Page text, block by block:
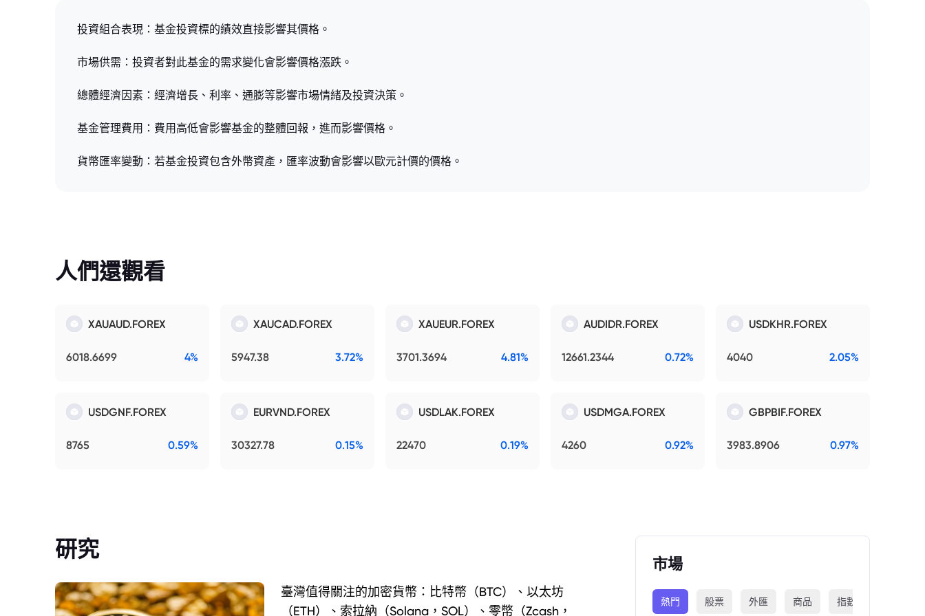
投資組合表現：基金投資標的績效直接影響其價格。
市場供需：投資者對此基金的需求變化會影響價格漲跌。
總體經濟因素：經濟增長、利率、通膨等影響市場情緒及投資決策。
基金管理費用：費用高低會影響基金的整體回報，進而影響價格。
貨幣匯率變動：若基金投資包含外幣資產，匯率波動會影響以歐元計價的價格。
人們還觀看
XAUAUD.FOREX
6018.6699 4%
XAUCAD.FOREX
5947.38 3.72%
XAUEUR.FOREX
3701.3694 4.81%
AUDIDR.FOREX
12661.2344 0.72%
USDKHR.FOREX
4040 2.05%
USDGNF.FOREX
8765 0.59%
EURVND.FOREX
30327.78 0.15%
USDLAK.FOREX
22470 0.19%
USDMGA.FOREX
4260 0.92%
GBPBIF.FOREX
3983.8906 0.97%
研究
臺灣值得關注的加密貨幣：比特幣（BTC）、以太坊
（ETH）、索拉納（Solana，SOL）、零幣（Zcash，
市場
熱門 股票 外匯 商品 指數